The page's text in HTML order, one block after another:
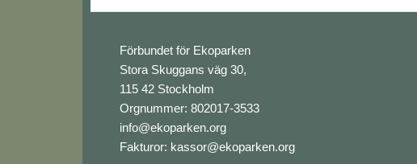
Footer
Förbundet för Ekoparken
Stora Skuggans väg 30,
115 42 Stockholm
Orgnummer: 802017-3533
info@ekoparken.org
Fakturor: kassor@ekoparken.org